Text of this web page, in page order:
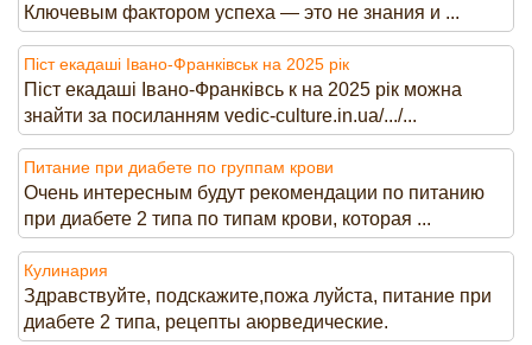
Ключевым фактором успеха — это не знания и ...
Піст екадаші Івано-Франківськ на 2025 рік
Піст екадаші Івано-Франківсь к на 2025 рік можна
знайти за посиланням vedic-culture.in.ua/.../...
Питание при диабете по группам крови
Очень интересным будут рекомендации по питанию
при диабете 2 типа по типам крови, которая ...
Кулинария
Здравствуйте, подскажите,пожа луйста, питание при
диабете 2 типа, рецепты аюрведические.